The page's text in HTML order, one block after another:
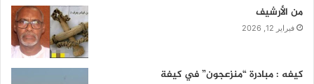
من الأرشيف
فبراير 12, 2026
كيفه : مبادرة “منزعجون” في كيفة